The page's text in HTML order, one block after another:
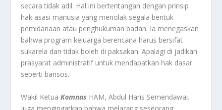
secara tidak adil. Hal ini bertentangan dengan prinsip
hak asasi manusia yang menolak segala bentuk
pemidanaan atau penghukuman badan. Ia menegaskan
bahwa program keluarga berencana harus bersifat
sukarela dan tidak boleh di paksakan. Apalagi di jadikan
prasyarat administratif untuk mendapatkan hak dasar
seperti bansos.
Wakil KetuaKomnas HAM, Abdul Haris Semendawai.